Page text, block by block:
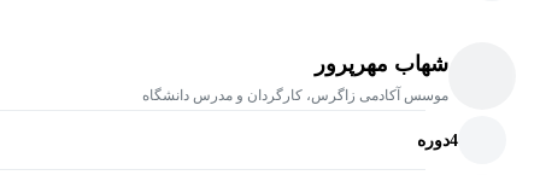
پریمیر ابزاری است برای تبدیل خلاقیت به درآمد؛ برای ساختن و روایت
کردن داستان‌هایت از نگاه خودت.
شهاب مهرپرور
موسس آکادمی زاگرس، کارگردان و مدرس دانشگاه
4دوره